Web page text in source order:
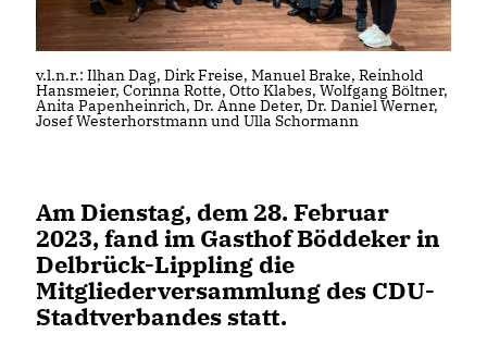
v.l.n.r.: Ilhan Dag, Dirk Freise, Manuel Brake, Reinhold
Hansmeier, Corinna Rotte, Otto Klabes, Wolfgang Böltner,
Anita Papenheinrich, Dr. Anne Deter, Dr. Daniel Werner,
Josef Westerhorstmann und Ulla Schormann
Am Dienstag, dem 28. Februar
2023, fand im Gasthof Böddeker in
Delbrück-Lippling die
Mitgliederversammlung des CDU-
Stadtverbandes statt.